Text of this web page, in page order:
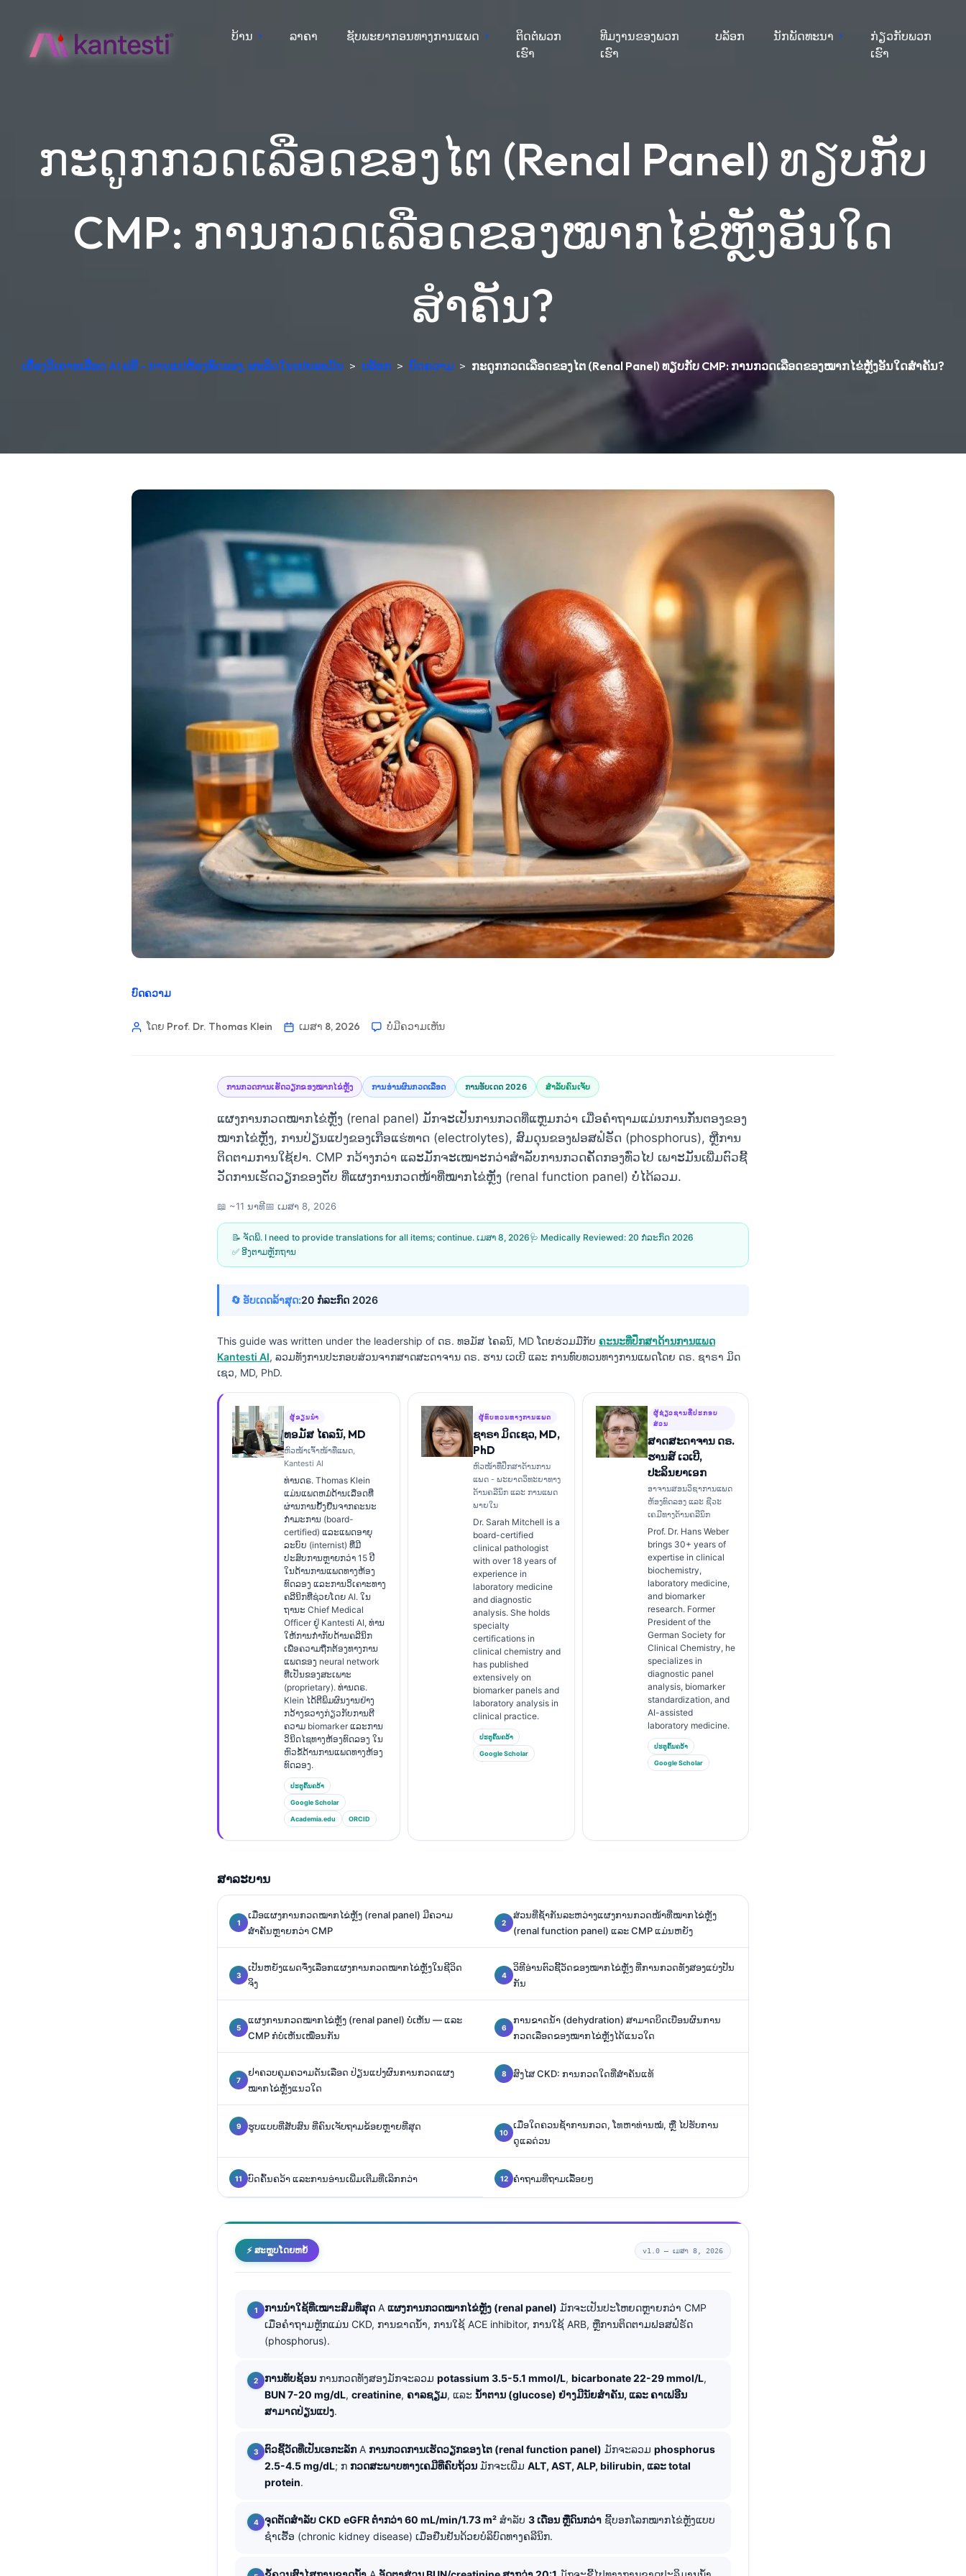
ບ້ານ ລາຄາ ຊັບພະຍາກອນທາງການແພດ
ຕິດຕໍ່ພວກ
ເຮົາ
ທີມງານຂອງພວກ
ເຮົາ
ບລັອກ ນັກພັດທະນາ
ກ່ຽວກັບພວກ
ເຮົາ
ກະດູກກວດເລືອດຂອງໄຕ (Renal Panel) ທຽບກັບ
CMP: ການກວດເລືອດຂອງໝາກໄຂ່ຫຼັງອັນໃດ
ສຳຄັນ?
ເຄື່ອງວິເຄາະເລືອດ AI ຟຣີ - ການແປຫ້ອງທົດລອງ, ຜະລິດໃນເຢຍລະມັນ > ບລັອກ > ບົດຄວາມ > ກະດູກກວດເລືອດຂອງໄຕ (Renal Panel) ທຽບກັບ CMP: ການກວດເລືອດຂອງໝາກໄຂ່ຫຼັງອັນໃດສຳຄັນ?
ບົດຄວາມ
ໂດຍ Prof. Dr. Thomas Klein ເມສາ 8, 2026 ບໍ່​ມີ​ຄວາມ​ເຫັນ
ການກວດການເຮັດວຽກຂອງໝາກໄຂ່ຫຼັງ ການອ່ານຜົນກວດເລືອດ ການອັບເດດ 2026 ສຳລັບຄົນເຈັບ
ແຜງການກວດໝາກໄຂ່ຫຼັງ (renal panel) ມັກຈະເປັນການກວດທີ່ແຫຼມກວ່າ ເມື່ອຄຳຖາມແມ່ນການກັ່ນຕອງຂອງ
ໝາກໄຂ່ຫຼັງ, ການປ່ຽນແປງຂອງເກືອແຮ່ທາດ (electrolytes), ສົມດຸນຂອງຟອສຟໍຣັດ (phosphorus), ຫຼືການ
ຕິດຕາມການໃຊ້ຢາ. CMP ກວ້າງກວ່າ ແລະມັກຈະເໝາະກວ່າສຳລັບການກວດຄັດກອງທົ່ວໄປ ເພາະມັນເພີ່ມຕົວຊີ້
ວັດການເຮັດວຽກຂອງຕັບ ທີ່ແຜງການກວດໜ້າທີ່ໝາກໄຂ່ຫຼັງ (renal function panel) ບໍ່ໄດ້ລວມ.
📖 ~11 ນາທີ📅 ເມສາ 8, 2026
📝 ຈັດພິ. I need to provide translations for all items; continue. ເມສາ 8, 2026🩺 Medically Reviewed: 20 ກໍລະກົດ 2026
✅ ອີງຕາມຫຼັກຖານ
🔄 ອັບເດດລ້າສຸດ:20 ກໍລະກົດ 2026
This guide was written under the leadership of ດຣ. ທອມັສ ໄຄລນ໌, MDໂດຍຮ່ວມມືກັບ ຄະນະທີ່ປຶກສາດ້ານການແພດ
Kantesti AI, ລວມທັງການປະກອບສ່ວນຈາກສາດສະດາຈານ ດຣ. ຮານ ເວເບີ ແລະ ການທົບທວນທາງການແພດໂດຍ ດຣ. ຊາຣາ ມິດ
ເຊວ, MD, PhD.
ຜູ້ຂຽນນຳ
ທອມັສ ໄຄລນ໌, MD
ຫົວໜ້າເຈົ້າໜ້າທີ່ແພດ,
Kantesti AI
ທ່ານດຣ. Thomas Klein
ແມ່ນແພດຫມໍດ້ານເລືອດທີ່
ຜ່ານການຢັ້ງຢືນຈາກຄະນະ
ກຳມະການ (board-
certified) ແລະແພດອາຍຸ
ລະບົບ (internist) ທີ່ມີ
ປະສົບການຫຼາຍກວ່າ 15 ປີ
ໃນດ້ານການແພດທາງຫ້ອງ
ທົດລອງ ແລະການວິເຄາະທາງ
ຄລີນິກທີ່ຊ່ວຍໂດຍ AI. ໃນ
ຖານະ Chief Medical
Officer ຢູ່ Kantesti AI, ທ່ານ
ໃຫ້ການກຳກັບດ້ານຄລີນິກ
ເພື່ອຄວາມຖືກຕ້ອງທາງການ
ແພດຂອງ neural network
ທີ່ເປັນຂອງສະເພາະ
(proprietary). ທ່ານດຣ.
Klein ໄດ້ຕີພິມຜົນງານຢ່າງ
ກວ້າງຂວາງກ່ຽວກັບການຕີ
ຄວາມ biomarker ແລະການ
ວິນິດໄຊທາງຫ້ອງທົດລອງ ໃນ
ຫົວຂໍ້ດ້ານການແພດທາງຫ້ອງ
ທົດລອງ.
ປະຕູຄົ້ນຄວ້າ
Google Scholar
Academia.edu ORCID
ຜູ້ທົບທວນທາງການແພດ
ຊາຣາ ມິດເຊວ, MD,
PhD
ຫົວໜ້າທີ່ປຶກສາດ້ານການ
ແພດ - ພະຍາດວິທະຍາທາງ
ດ້ານຄລີນິກ ແລະ ການແພດ
ພາຍໃນ
Dr. Sarah Mitchell is a
board-certified
clinical pathologist
with over 18 years of
experience in
laboratory medicine
and diagnostic
analysis. She holds
specialty
certifications in
clinical chemistry and
has published
extensively on
biomarker panels and
laboratory analysis in
clinical practice.
ປະຕູຄົ້ນຄວ້າ
Google Scholar
ຜູ້ຊ່ຽວຊານທີ່ປະກອບ
ສ່ວນ
ສາດສະດາຈານ ດຣ.
ຮານສ໌ ເວເບີ,
ປະລິນຍາເອກ
ອາຈານສອນວິຊາການແພດ
ຫ້ອງທົດລອງ ແລະ ຊີວະ
ເຄມີທາງດ້ານຄລີນິກ
Prof. Dr. Hans Weber
brings 30+ years of
expertise in clinical
biochemistry,
laboratory medicine,
and biomarker
research. Former
President of the
German Society for
Clinical Chemistry, he
specializes in
diagnostic panel
analysis, biomarker
standardization, and
AI-assisted
laboratory medicine.
ປະຕູຄົ້ນຄວ້າ
Google Scholar
ສາລະບານ
ເມື່ອແຜງການກວດໝາກໄຂ່ຫຼັງ (renal panel) ມີຄວາມ
ສຳຄັນຫຼາຍກວ່າ CMP
ສ່ວນທີ່ຊ້ຳກັນລະຫວ່າງແຜງການກວດໜ້າທີ່ໝາກໄຂ່ຫຼັງ
(renal function panel) ແລະ CMP ແມ່ນຫຍັງ
ເປັນຫຍັງແພດຈຶ່ງເລືອກແຜງການກວດໝາກໄຂ່ຫຼັງໃນຊີວິດ
ຈິງ
ວິທີອ່ານຕົວຊີ້ວັດຂອງໝາກໄຂ່ຫຼັງ ທີ່ການກວດທັງສອງແບ່ງປັນ
ກັນ
ແຜງການກວດໝາກໄຂ່ຫຼັງ (renal panel) ບໍ່ເຫັນ — ແລະ
CMP ກໍບໍ່ເຫັນເໝືອນກັນ
ການຂາດນ້ຳ (dehydration) ສາມາດບິດເບືອນຜົນການ
ກວດເລືອດຂອງໝາກໄຂ່ຫຼັງໄດ້ແນວໃດ
ຢາຄວບຄຸມຄວາມດັນເລືອດ ປ່ຽນແປງຜົນການກວດແຜງ
ໝາກໄຂ່ຫຼັງແນວໃດ
ສົງໄສ CKD: ການກວດໃດທີ່ສຳຄັນແທ້
ຮູບແບບທີ່ສັບສົນ ທີ່ຄົນເຈັບຖາມຂ້ອຍຫຼາຍທີ່ສຸດ
ເມື່ອໃດຄວນຊ້ຳການກວດ, ໂທຫາທ່ານໝໍ, ຫຼື ໄປຮັບການ
ດູແລດ່ວນ
ບົດຄົ້ນຄວ້າ ແລະການອ່ານເພີ່ມເຕີມທີ່ເລິກກວ່າ ຄໍາຖາມທີ່ຖາມເລື້ອຍໆ
⚡ ສະຫຼຸບໂດຍຫຍໍ້ v1.0 — ເມສາ 8, 2026
ການນຳໃຊ້ທີ່ເໝາະສົມທີ່ສຸດ A ແຜງການກວດໝາກໄຂ່ຫຼັງ (renal panel) ມັກຈະເປັນປະໂຫຍດຫຼາຍກວ່າ CMP
ເມື່ອຄຳຖາມຫຼັກແມ່ນ CKD, ການຂາດນ້ຳ, ການໃຊ້ ACE inhibitor, ການໃຊ້ ARB, ຫຼືການຕິດຕາມຟອສຟໍຣັດ
(phosphorus).
ການທັບຊ້ອນ ການກວດທັງສອງມັກຈະລວມ potassium 3.5-5.1 mmol/L, bicarbonate 22-29 mmol/L,
BUN 7-20 mg/dL, creatinine, ຄາລຊຽມ, ແລະ ນ້ຳຕານ (glucose) ຢ່າງມີນັຍສຳຄັນ, ແລະ ຄາເຟອີນ
ສາມາດປ່ຽນແປງ.
ຕົວຊີ້ວັດທີ່ເປັນເອກະລັກ A ການກວດການເຮັດວຽກຂອງໄຕ (renal function panel) ມັກຈະລວມ phosphorus
2.5-4.5 mg/dL; ກ ກວດສະພາບທາງເຄມີທີ່ຄົບຖ້ວນ ມັກຈະເພີ່ມ ALT, AST, ALP, bilirubin, ແລະ total
protein.
ຈຸດຕັດສຳລັບ CKD eGFR ຕ່ຳກວ່າ 60 mL/min/1.73 m² ສໍາລັບ 3 ເດືອນ ຫຼືດົນກວ່າ ຊີ້ບອກໂລກໝາກໄຂ່ຫຼັງແບບ
ຊຳເຮື້ອ (chronic kidney disease) ເມື່ອຢືນຢັນດ້ວຍບໍລິບົດທາງຄລີນິກ.